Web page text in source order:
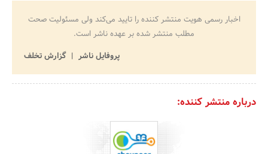
اخبار رسمی هویت منتشر کننده را تایید می‌کند ولی مسئولیت صحت
مطلب منتشر شده بر عهده ناشر است.
پروفایل ناشر
گزارش تخلف
درباره منتشر کننده: